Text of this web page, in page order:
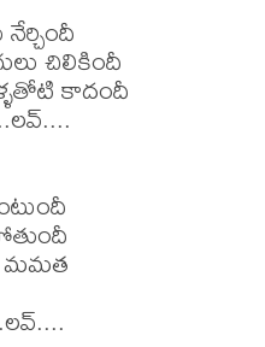
చిలికిందీ
కాదందీ
మమత